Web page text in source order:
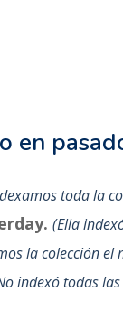
en
toda la
Ella
la colección el
indexó todas